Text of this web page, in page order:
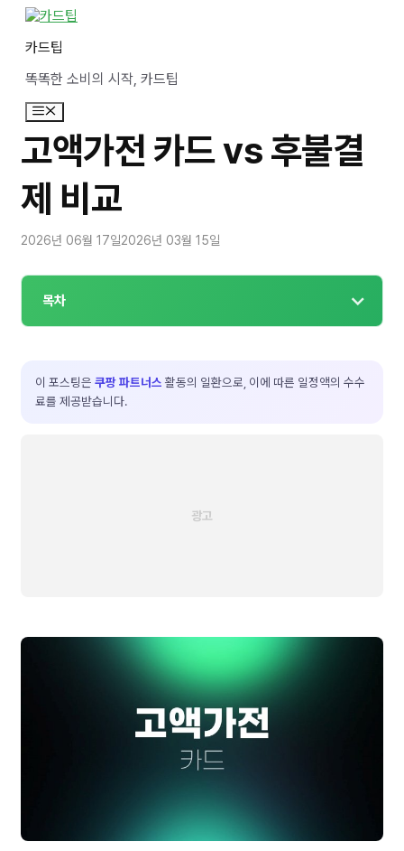
카드팁
똑똑한 소비의 시작, 카드팁
메
뉴
고액가전 카드 vs 후불결
제 비교
2026년 06월 17일2026년 03월 15일
목차
이 포스팅은 쿠팡 파트너스 활동의 일환으로, 이에 따른 일정액의 수수
료를 제공받습니다.